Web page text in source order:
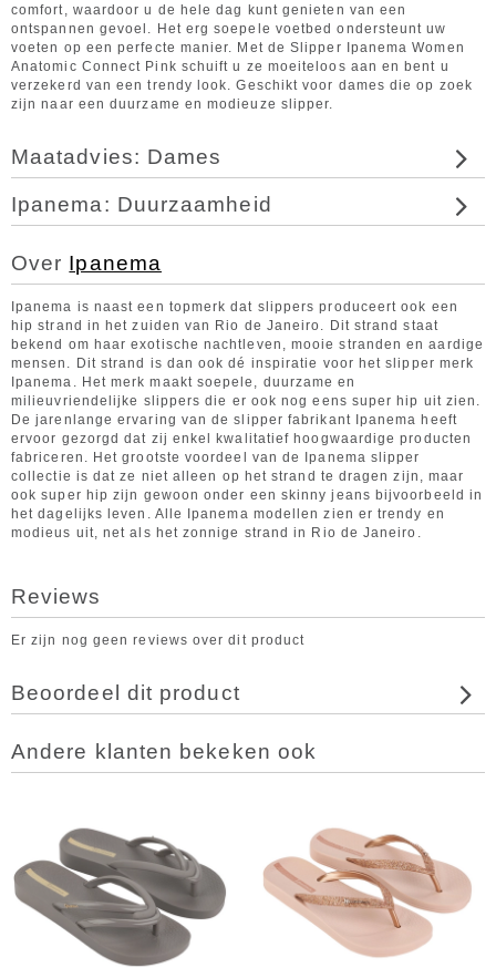
comfort, waardoor u de hele dag kunt genieten van een
ontspannen gevoel. Het erg soepele voetbed ondersteunt uw
voeten op een perfecte manier. Met de Slipper Ipanema Women
Anatomic Connect Pink schuift u ze moeiteloos aan en bent u
verzekerd van een trendy look. Geschikt voor dames die op zoek
zijn naar een duurzame en modieuze slipper.
Maatadvies: Dames
Ipanema: Duurzaamheid
Over Ipanema
Ipanema is naast een topmerk dat slippers produceert ook een
hip strand in het zuiden van Rio de Janeiro. Dit strand staat
bekend om haar exotische nachtleven, mooie stranden en aardige
mensen. Dit strand is dan ook dé inspiratie voor het slipper merk
Ipanema. Het merk maakt soepele, duurzame en
milieuvriendelijke slippers die er ook nog eens super hip uit zien.
De jarenlange ervaring van de slipper fabrikant Ipanema heeft
ervoor gezorgd dat zij enkel kwalitatief hoogwaardige producten
fabriceren. Het grootste voordeel van de Ipanema slipper
collectie is dat ze niet alleen op het strand te dragen zijn, maar
ook super hip zijn gewoon onder een skinny jeans bijvoorbeeld in
het dagelijks leven. Alle Ipanema modellen zien er trendy en
modieus uit, net als het zonnige strand in Rio de Janeiro.
Reviews
Er zijn nog geen reviews over dit product
Beoordeel dit product
Andere klanten bekeken ook